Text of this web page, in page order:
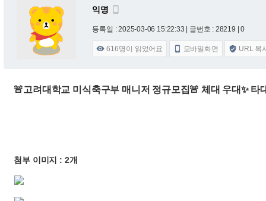
익명 
등록일 : 2025-03-06 15:22:33 | 글번호 : 28219 | 0
 616명이 읽었어요  모바일화면  URL 복
🚨고려대학교 미식축구부 매니저 정규모집🚨 체대 우대✨
첨부 이미지 : 2개